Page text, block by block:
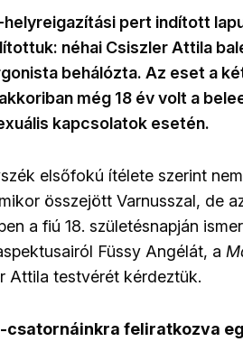
pert indított
néhai Csiszler Attila
behálózta. Az eset a
még 18 év volt a
kapcsolatok esetén.
elsőfokú ítélete szerint
összejött Varnusszal, de
a fiú 18. születésnapján
Füssy Angélát, a
Attila testvérét kérdeztük.
-csatornáinkra feliratkozva